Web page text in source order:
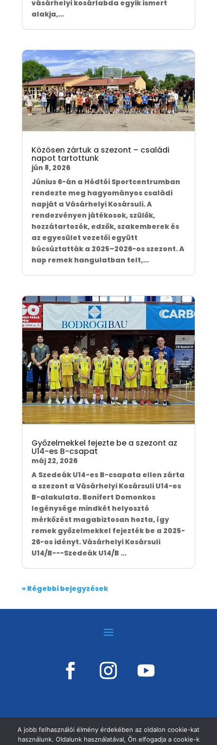
vásárhelyi kosárlabda egyik ismert
alakja,...
Közösen zártuk a szezont – családi
napot tartottunk
jún 8, 2026
Június 6-án a Hódtói Sportcentrumban
rendezte meg hagyományos családi
napját a Vásárhelyi Kosársuli. A
rendezvényen játékosok, szülők,
hozzátartozók, edzők, szakemberek és
az egyesület vezetői együtt
búcsúztatták a 2025–2026-os szezont. A
nap remek hangulatban telt,...
Győzelmekkel fejezte be a szezont az
U14-es B-csapat
máj 22, 2026
A Szedeák U14-es B-csapata ellen zárta
a szezont a Vásárhelyi Kosársuli U14-es
B-alakulata. Bonifert Domonkos
legénysége mindkét helyosztó
mérkőzést magabiztosan hozta, így
remek győzelmekkel fejezték be a 2025-
26-os idényt. Vásárhelyi Kosársuli
U14/B---Szedeák U14/B ...
« Régebbi bejegyzések
A jobb felhasználói élmény érdekében az oldalon cookie-kat
használunk. Oldalunk használatával, Ön elfogadja a cookie-k